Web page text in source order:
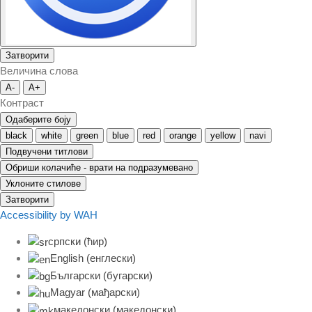
Затворити
Величина слова
A- A+
Контраст
Одаберите боју
black
white green blue red orange yellow
navi
Подвучени титлови
Обриши колачиће - врати на подразумевано
Уклоните стилове
Затворити
Accessibility by WAH
српски (ћир)
English (енглески)
Български (бугарски)
Magyar (мађарски)
македонски (македонски)